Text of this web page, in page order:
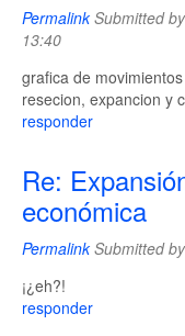
PermalinkSubmitted by
13:40
grafica de
resecion, expancion y
responder
Re:
económica
PermalinkSubmitted by
¡¿eh?!
responder